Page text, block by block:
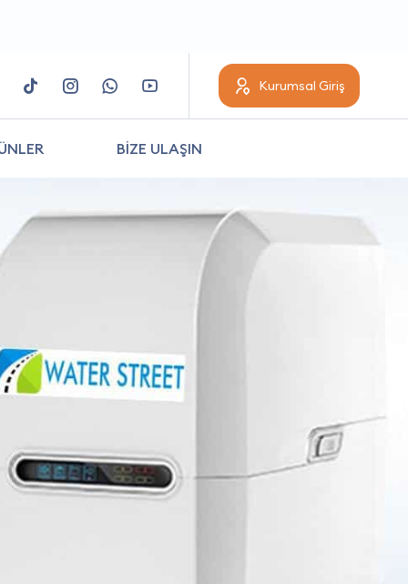
Kurumsal Giriş
BİZE ULAŞIN